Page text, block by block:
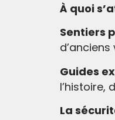
À quoi
Sentiers
Guides
l’histoire,
La